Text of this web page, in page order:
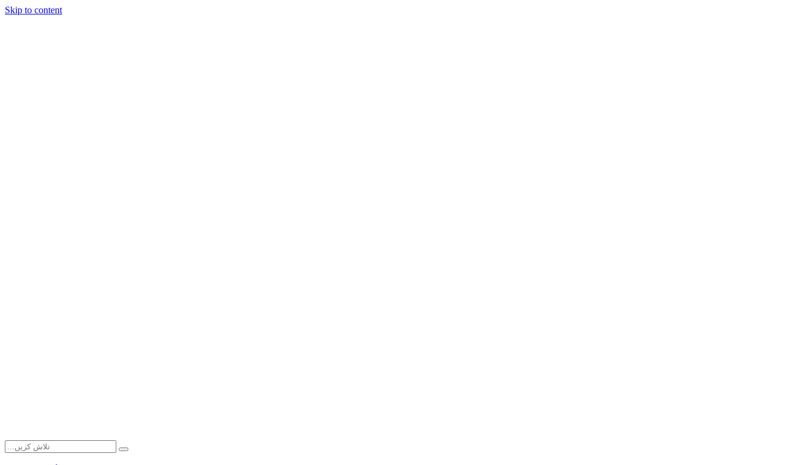
Skip to content